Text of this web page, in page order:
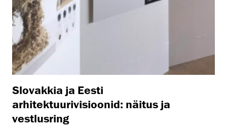
Slovakkia ja Eesti
arhitektuurivisioonid: näitus ja
vestlusring